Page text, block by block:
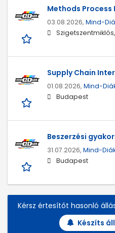
Methods Process
03.08.2026, Mind-
Supply Chain
01.08.2026, Mind-
Budapest
Beszerzési
31.07.2026, Mind-
Budapest
Kérsz értesítőt hasonló
Készíts